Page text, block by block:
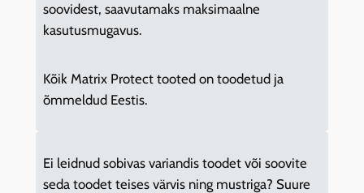
soovidest, saavutamaks maksimaalne
kasutusmugavus.
Kõik Matrix Protect tooted on toodetud ja
õmmeldud Eestis.
Ei leidnud sobivas variandis toodet või soovite
seda toodet teises värvis ning mustriga? Suure